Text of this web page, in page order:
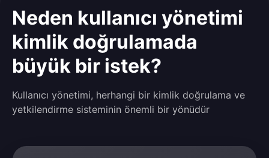
Neden kullanıcı yönetimi
kimlik doğrulamada
büyük bir istek?
Kullanıcı yönetimi, herhangi bir kimlik doğrulama ve
yetkilendirme sisteminin önemli bir yönüdür